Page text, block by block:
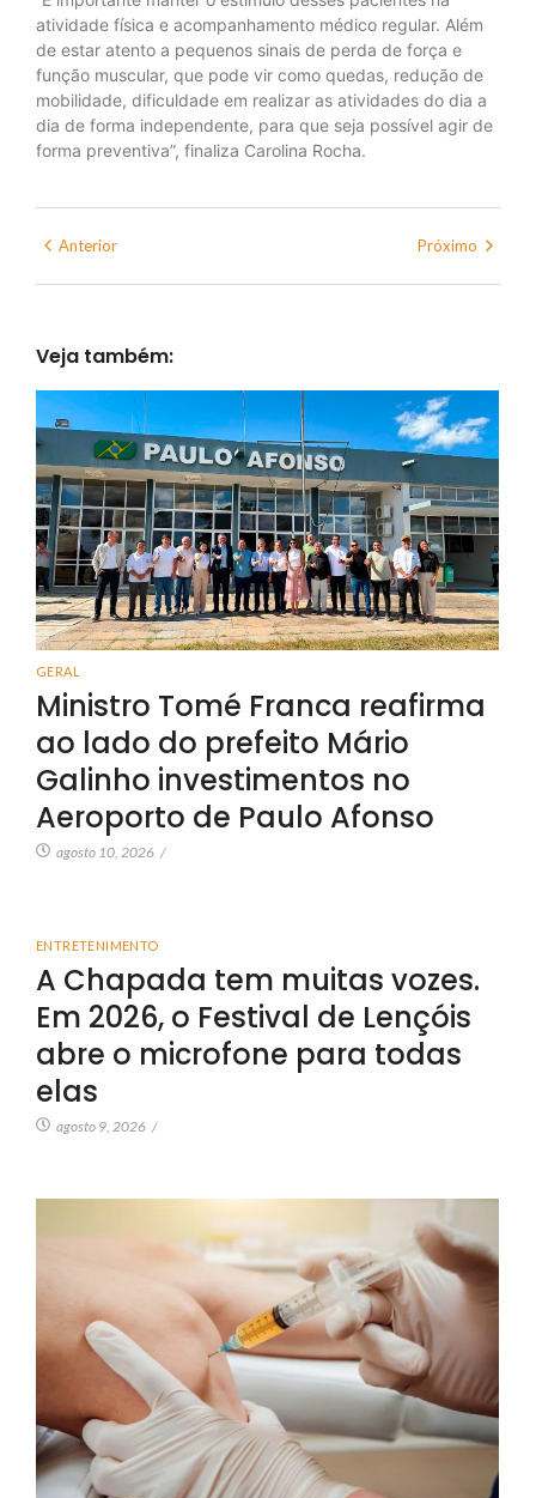
atividade física e acompanhamento médico regular. Além
de estar atento a pequenos sinais de perda de força e
função muscular, que pode vir como quedas, redução de
mobilidade, dificuldade em realizar as atividades do dia a
dia de forma independente, para que seja possível agir de
forma preventiva”, finaliza Carolina Rocha.
Anterior Próximo
Veja também:
GERAL
Ministro Tomé Franca reafirma
ao lado do prefeito Mário
Galinho investimentos no
Aeroporto de Paulo Afonso
agosto 10, 2026 /
ENTRETENIMENTO
A Chapada tem muitas vozes.
Em 2026, o Festival de Lençóis
abre o microfone para todas
elas
agosto 9, 2026 /